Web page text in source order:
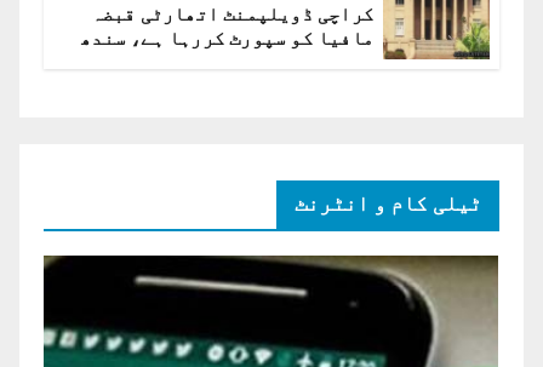
کراچی ڈویلپمنٹ اتھارٹی قبضہ
مافیا کو سپورٹ کررہا ہے، سندھ
ٹیلی کام و انٹرنٹ